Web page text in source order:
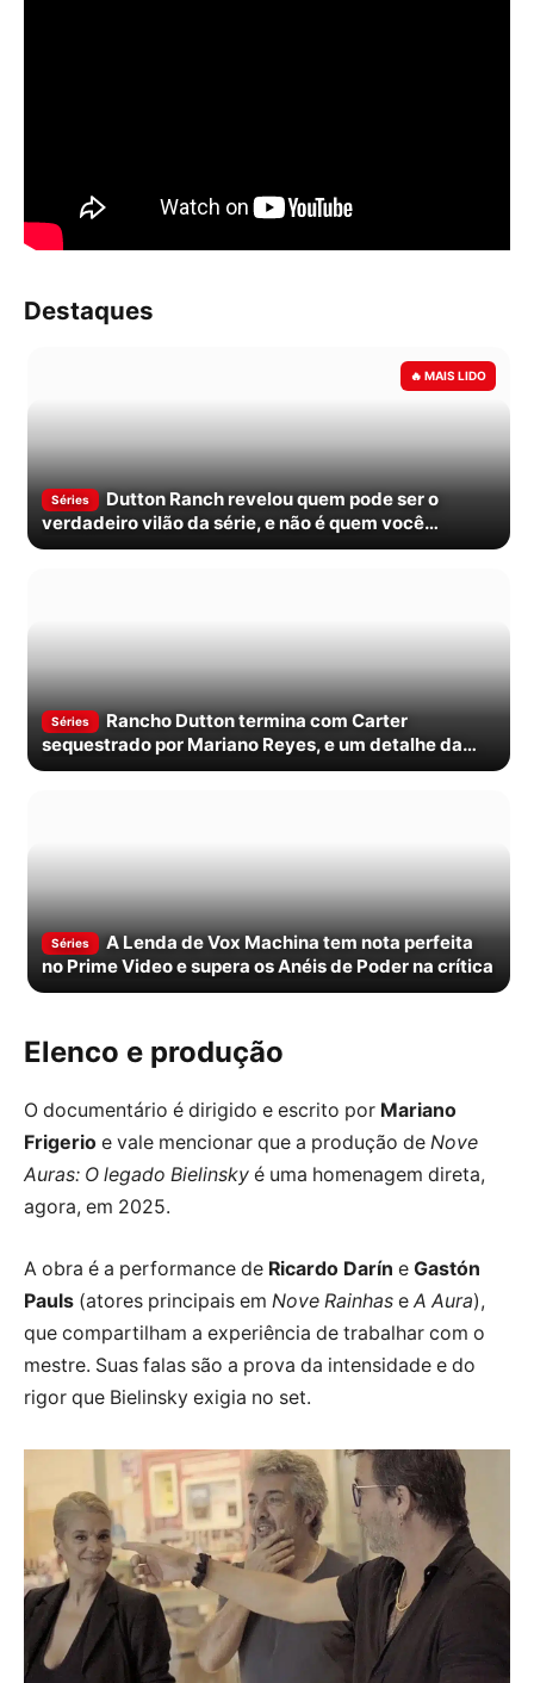
Destaques
Séries
Dutton Ranch revelou quem pode ser o
verdadeiro vilão da série, e não é quem você
esperava
Séries
Rancho Dutton termina com Carter
sequestrado por Mariano Reyes, e um detalhe da
trama liga a cena a outro…
Séries
A Lenda de Vox Machina tem nota perfeita
no Prime Video e supera os Anéis de Poder na crítica
Elenco e produção
O documentário é dirigido e escrito por Mariano
Frigerio e vale mencionar que a produção de Nove
Auras: O legado Bielinsky é uma homenagem direta,
agora, em 2025.
A obra é a performance de Ricardo Darín e Gastón
Pauls (atores principais em Nove Rainhas e A Aura),
que compartilham a experiência de trabalhar com o
mestre. Suas falas são a prova da intensidade e do
rigor que Bielinsky exigia no set.